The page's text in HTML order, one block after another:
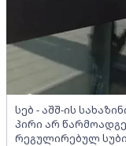
სებ - აშშ-ის
პირი არ
რეგულირებულ